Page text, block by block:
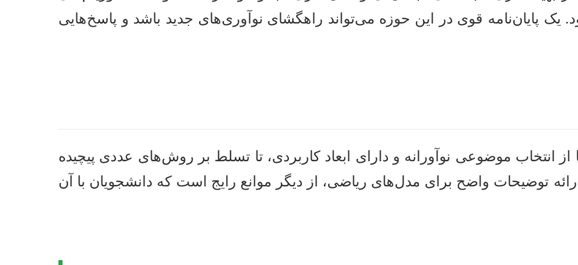
پایان‌نامه قوی در این حوزه می‌تواند راهگشای نوآوری‌های جدید باشد و پاسخ‌هایی
موضوعی نوآورانه و دارای ابعاد کاربردی، تا تسلط بر روش‌های عددی پیچیده
توضیحات واضح برای مدل‌های ریاضی، از دیگر موانع رایج است که دانشجویان با آن